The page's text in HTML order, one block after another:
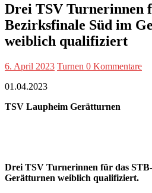
Drei TSV Turnerinnen
Bezirksfinale Süd im
weiblich qualifiziert
6. April 2023 Turnen 0 Kommentare
01.04.2023
TSV Laupheim Gerätturnen
Drei TSV Turnerinnen für das
Gerätturnen weiblich qualifiziert.